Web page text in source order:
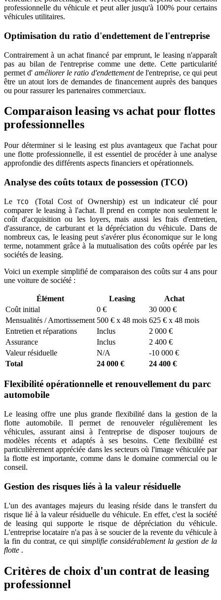
professionnelle du véhicule et peut aller jusqu'à 100% pour certains
véhicules utilitaires.
Optimisation du ratio d'endettement de l'entreprise
Contrairement à un achat financé par emprunt, le leasing n'apparaît
pas au bilan de l'entreprise comme une dette. Cette particularité
permet d'améliorer le ratio d'endettementde l'entreprise, ce qui peut
être un atout lors de demandes de financement auprès des banques
ou pour rassurer les partenaires commerciaux.
Comparaison leasing vs achat pour flottes
professionnelles
Pour déterminer si le leasing est plus avantageux que l'achat pour
une flotte professionnelle, il est essentiel de procéder à une analyse
approfondie des différents aspects financiers et opérationnels.
Analyse des coûts totaux de possession (TCO)
LeTCO(Total Cost of Ownership) est un indicateur clé pour
comparer le leasing à l'achat. Il prend en compte non seulement le
coût d'acquisition ou les loyers, mais aussi les frais d'entretien,
d'assurance, de carburant et la dépréciation du véhicule. Dans de
nombreux cas, le leasing peut s'avérer plus économique sur le long
terme, notamment grâce à la mutualisation des coûts opérée par les
sociétés de leasing.
Voici un exemple simplifié de comparaison des coûts sur 4 ans pour
une voiture de société :
Élément Leasing
Achat
Coût initial
0 €
30 000 €
Mensualités / Amortissement 500 € x 48 mois 625 € x 48 mois
Entretien et réparations
Inclus
2 000 €
Assurance
Inclus
2 400 €
Valeur résiduelle
N/A
-10 000 €
Total
24 000 € 24 400 €
Flexibilité opérationnelle et renouvellement du parc
automobile
Le leasing offre une plus grande flexibilité dans la gestion de la
flotte automobile. Il permet de renouveler régulièrement les
véhicules, assurant ainsi à l'entreprise de disposer toujours de
modèles récents et adaptés à ses besoins. Cette flexibilité est
particulièrement appréciée dans les secteurs où l'image véhiculée par
la flotte est importante, comme dans le domaine commercial ou le
conseil.
Gestion des risques liés à la valeur résiduelle
L'un des avantages majeurs du leasing réside dans le transfert du
risque lié à la valeur résiduelle du véhicule. En effet, c'est la société
de leasing qui supporte le risque de dépréciation du véhicule.
L'entreprise locataire n'a pas à se soucier de la revente du véhicule à
la fin du contrat, ce qui simplifie considérablement la gestion de la
flotte .
Critères de choix d'un contrat de leasing
professionnel